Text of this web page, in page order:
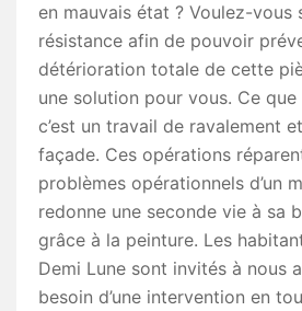
en mauvais état ? Voulez-vous
résistance afin de pouvoir
détérioration totale de cette
une solution pour vous. Ce que
c’est un travail de ravalement
façade. Ces opérations
problèmes opérationnels d’un
redonne une seconde vie à sa
grâce à la peinture. Les
Demi Lune sont invités à nous
besoin d’une intervention en